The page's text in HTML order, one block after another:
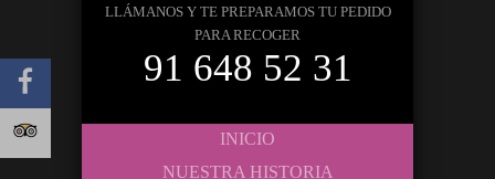
LLÁMANOS Y TE PREPARAMOS TU PEDIDO
PARA RECOGER
91 648 52 31
INICIO
NUESTRA HISTORIA